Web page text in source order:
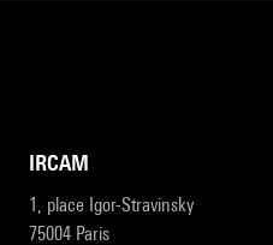
IRCAM
1, place Igor-Stravinsky
75004 Paris